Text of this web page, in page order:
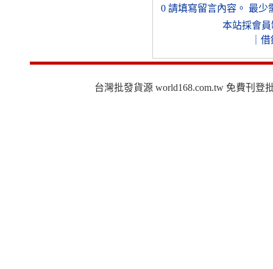
0 請填寫留言內容。 最少
本站採會員
借
台灣批發貨源 world168.com.tw 免費刊登